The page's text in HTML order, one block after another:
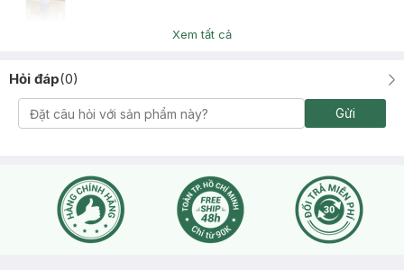
Xem tất cả
Hỏi đáp(0)
Gửi